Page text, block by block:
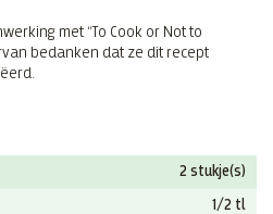
met “To Cook or Not to
bedanken dat ze dit recept
2 stukje(s)
1/2 tl